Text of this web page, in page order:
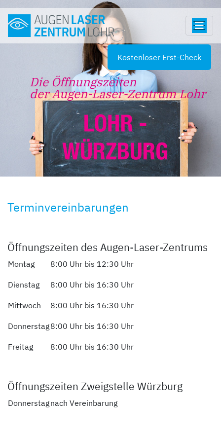
Kostenloser Erst-Check
Die Öffnungszeiten
der Augen-Laser-Zentrum Lohr
Terminvereinbarungen
Öffnungszeiten des Augen-Laser-Zentrums
Montag 8:00 Uhr bis 12:30 Uhr
Dienstag 8:00 Uhr bis 16:30 Uhr
Mittwoch 8:00 Uhr bis 16:30 Uhr
Donnerstag8:00 Uhr bis 16:30 Uhr
Freitag 8:00 Uhr bis 16:30 Uhr
Öffnungszeiten Zweigstelle Würzburg
Donnerstagnach Vereinbarung